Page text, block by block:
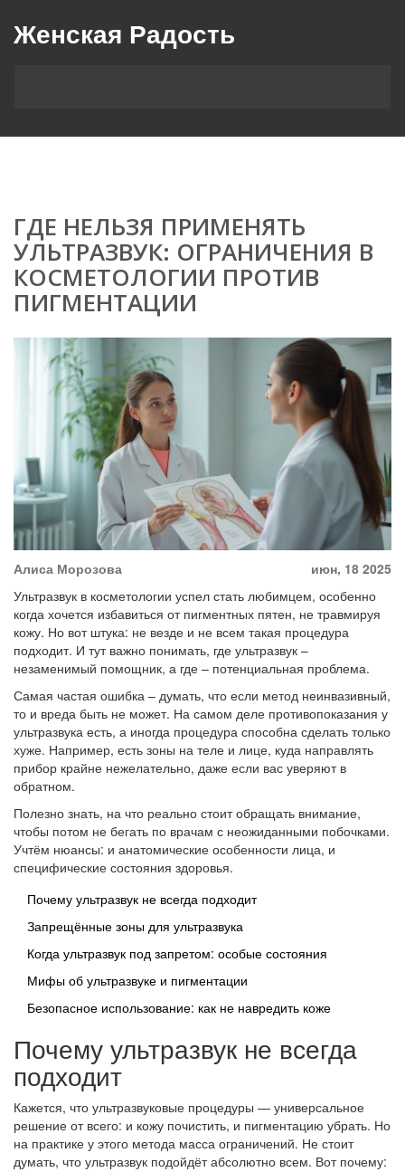
Женская Радость
ГДЕ НЕЛЬЗЯ ПРИМЕНЯТЬ
УЛЬТРАЗВУК: ОГРАНИЧЕНИЯ В
КОСМЕТОЛОГИИ ПРОТИВ
ПИГМЕНТАЦИИ
Алиса Морозова
июн, 18 2025
Ультразвук в косметологии успел стать любимцем, особенно
когда хочется избавиться от пигментных пятен, не травмируя
кожу. Но вот штука: не везде и не всем такая процедура
подходит. И тут важно понимать, где ультразвук –
незаменимый помощник, а где – потенциальная проблема.
Самая частая ошибка – думать, что если метод неинвазивный,
то и вреда быть не может. На самом деле противопоказания у
ультразвука есть, а иногда процедура способна сделать только
хуже. Например, есть зоны на теле и лице, куда направлять
прибор крайне нежелательно, даже если вас уверяют в
обратном.
Полезно знать, на что реально стоит обращать внимание,
чтобы потом не бегать по врачам с неожиданными побочками.
Учтём нюансы: и анатомические особенности лица, и
специфические состояния здоровья.
Почему ультразвук не всегда подходит
Запрещённые зоны для ультразвука
Когда ультразвук под запретом: особые состояния
Мифы об ультразвуке и пигментации
Безопасное использование: как не навредить коже
Почему ультразвук не всегда
подходит
Кажется, что ультразвуковые процедуры — универсальное
решение от всего: и кожу почистить, и пигментацию убрать. Но
на практике у этого метода масса ограничений. Не стоит
думать, что ультразвук подойдёт абсолютно всем. Вот почему: